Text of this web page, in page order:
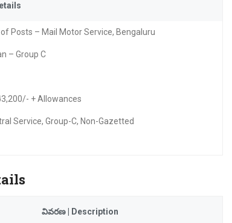
Posts – Mail Motor Service, Bengaluru
– Group C
+ Allowances
Service, Group-C, Non-Gazetted
వివరణ | Description